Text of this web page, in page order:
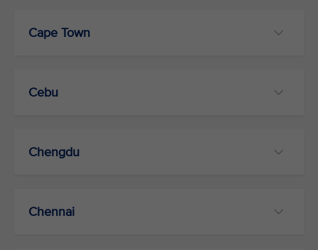
Cape Town
Cebu
Chengdu
Chennai